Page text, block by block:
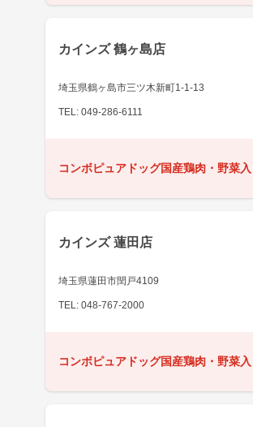
カインズ 鶴ヶ島店
埼玉県鶴ヶ島市三ツ木新町1-1-13
TEL: 049-286-6111
コンボピュアドッグ国産鶏肉・野菜
カインズ 蓮田店
埼玉県蓮田市閏戸4109
TEL: 048-767-2000
コンボピュアドッグ国産鶏肉・野菜